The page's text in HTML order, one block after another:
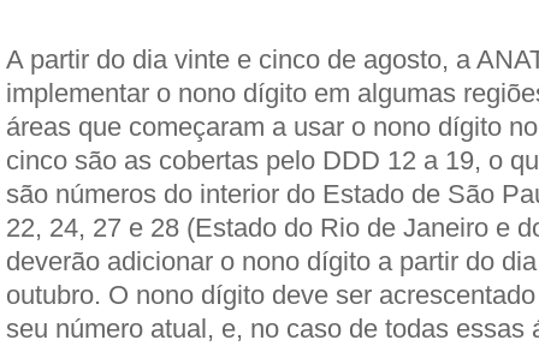
A partir do dia vinte e cinco de agosto, a
implementar o nono dígito em algumas
áreas que começaram a usar o nono dígito
cinco são as cobertas pelo DDD 12 a 19, o
são números do interior do Estado de São
22, 24, 27 e 28 (Estado do Rio de Janeiro e
deverão adicionar o nono dígito a partir do
outubro. O nono dígito deve ser
seu número atual, e, no caso de todas essas